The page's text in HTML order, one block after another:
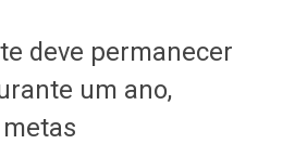
deve permanecer
um ano,